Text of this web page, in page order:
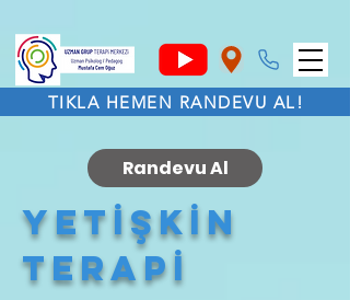
TIKLA HEMEN RANDEVU AL!
Randevu Al
YetİŞKİN
TERAPİ